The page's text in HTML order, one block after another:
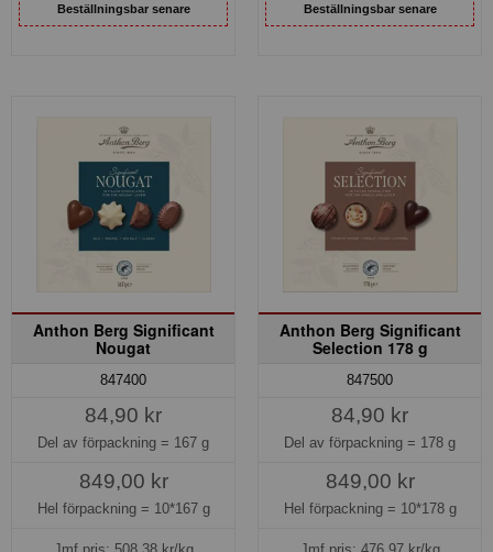
Beställningsbar senare Beställningsbar senare
Anthon Berg Significant
Nougat
847400
84,90 kr
Del av förpackning = 167 g
849,00 kr
Hel förpackning = 10*167 g
Jmf.pris: 508,38kr/kg
Anthon Berg Significant
Selection 178 g
847500
84,90 kr
Del av förpackning = 178 g
849,00 kr
Hel förpackning = 10*178 g
Jmf.pris: 476,97kr/kg